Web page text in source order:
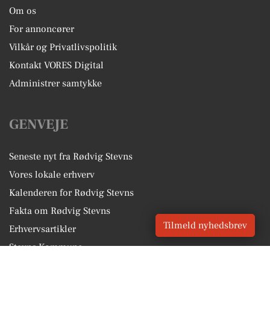
Om os
For annoncører
Vilkår og Privatlivspolitik
Kontakt VORES Digital
Administrer samtykke
GENVEJE
Seneste nyt fra Rødvig Stevns
Vores lokale erhverv
Kalenderen for Rødvig Stevns
Fakta om Rødvig Stevns
Erhvervsartikler
Stevns Kommune
Tilmeld nyhedsbrev